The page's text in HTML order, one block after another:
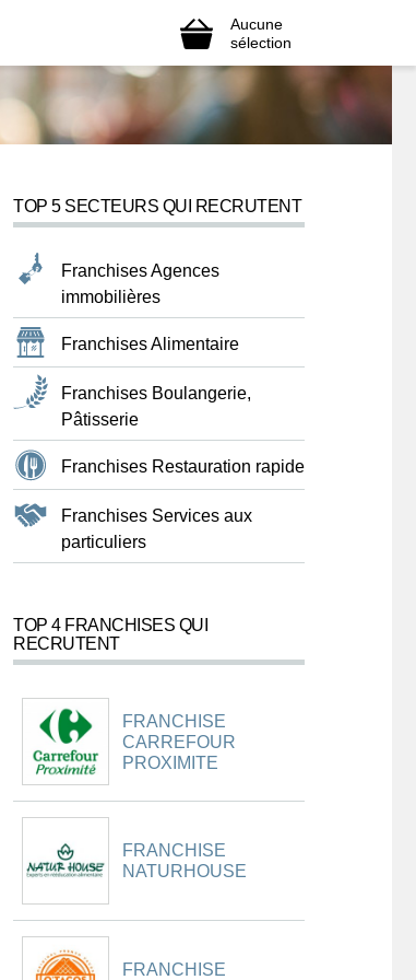
Aucune
sélection
TOP 5 SECTEURS QUI RECRUTENT
Franchises Agences
immobilières
Franchises Alimentaire
Franchises Boulangerie,
Pâtisserie
Franchises Restauration rapide
Franchises Services aux
particuliers
TOP 4 FRANCHISES QUI
RECRUTENT
FRANCHISE
CARREFOUR
PROXIMITE
FRANCHISE
NATURHOUSE
FRANCHISE